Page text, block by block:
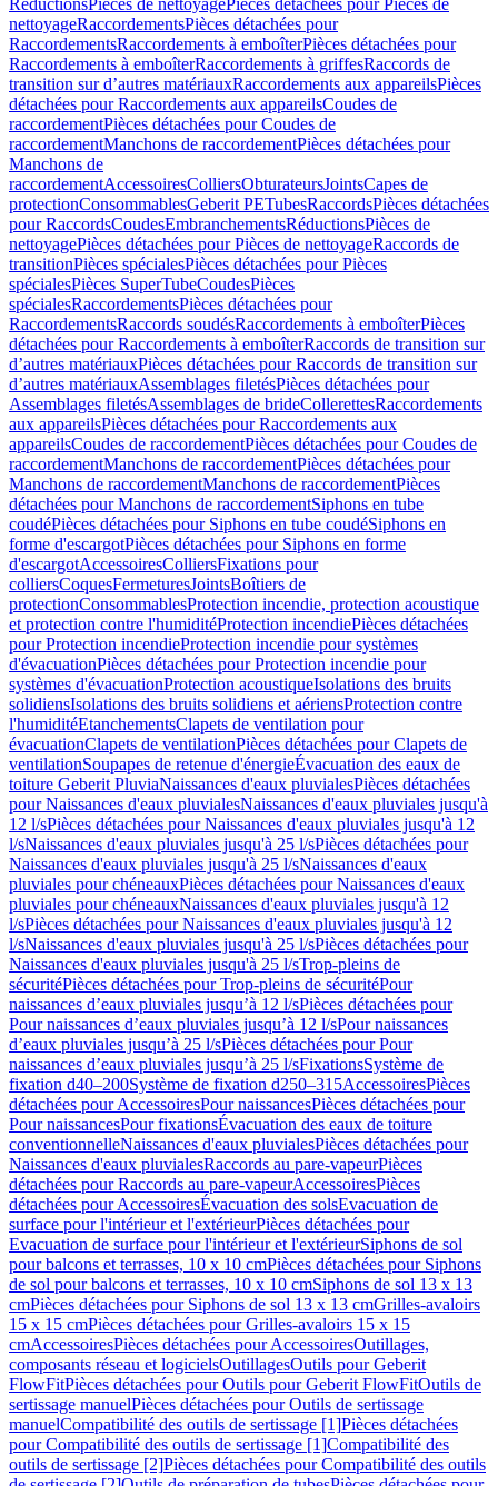
RéductionsPièces de nettoyagePièces détachées pour Pièces de
nettoyageRaccordementsPièces détachées pour
RaccordementsRaccordements à emboîterPièces détachées pour
Raccordements à emboîterRaccordements à griffesRaccords de
transition sur d’autres matériauxRaccordements aux appareilsPièces
détachées pour Raccordements aux appareilsCoudes de
raccordementPièces détachées pour Coudes de
raccordementManchons de raccordementPièces détachées pour
Manchons de
raccordementAccessoiresColliersObturateursJointsCapes de
protectionConsommablesGeberit PETubesRaccordsPièces détachées
pour RaccordsCoudesEmbranchementsRéductionsPièces de
nettoyagePièces détachées pour Pièces de nettoyageRaccords de
transitionPièces spécialesPièces détachées pour Pièces
spécialesPièces SuperTubeCoudesPièces
spécialesRaccordementsPièces détachées pour
RaccordementsRaccords soudésRaccordements à emboîterPièces
détachées pour Raccordements à emboîterRaccords de transition sur
d’autres matériauxPièces détachées pour Raccords de transition sur
d’autres matériauxAssemblages filetésPièces détachées pour
Assemblages filetésAssemblages de brideCollerettesRaccordements
aux appareilsPièces détachées pour Raccordements aux
appareilsCoudes de raccordementPièces détachées pour Coudes de
raccordementManchons de raccordementPièces détachées pour
Manchons de raccordementManchons de raccordementPièces
détachées pour Manchons de raccordementSiphons en tube
coudéPièces détachées pour Siphons en tube coudéSiphons en
forme d'escargotPièces détachées pour Siphons en forme
d'escargotAccessoiresColliersFixations pour
colliersCoquesFermeturesJointsBoîtiers de
protectionConsommablesProtection incendie, protection acoustique
et protection contre l'humiditéProtection incendiePièces détachées
pour Protection incendieProtection incendie pour systèmes
d'évacuationPièces détachées pour Protection incendie pour
systèmes d'évacuationProtection acoustiqueIsolations des bruits
solidiensIsolations des bruits solidiens et aériensProtection contre
l'humiditéEtanchementsClapets de ventilation pour
évacuationClapets de ventilationPièces détachées pour Clapets de
ventilationSoupapes de retenue d'énergieÉvacuation des eaux de
toiture Geberit PluviaNaissances d'eaux pluvialesPièces détachées
pour Naissances d'eaux pluvialesNaissances d'eaux pluviales jusqu'à
12 l/sPièces détachées pour Naissances d'eaux pluviales jusqu'à 12
l/sNaissances d'eaux pluviales jusqu'à 25 l/sPièces détachées pour
Naissances d'eaux pluviales jusqu'à 25 l/sNaissances d'eaux
pluviales pour chéneauxPièces détachées pour Naissances d'eaux
pluviales pour chéneauxNaissances d'eaux pluviales jusqu'à 12
l/sPièces détachées pour Naissances d'eaux pluviales jusqu'à 12
l/sNaissances d'eaux pluviales jusqu'à 25 l/sPièces détachées pour
Naissances d'eaux pluviales jusqu'à 25 l/sTrop-pleins de
sécuritéPièces détachées pour Trop-pleins de sécuritéPour
naissances d’eaux pluviales jusqu’à 12 l/sPièces détachées pour
Pour naissances d’eaux pluviales jusqu’à 12 l/sPour naissances
d’eaux pluviales jusqu’à 25 l/sPièces détachées pour Pour
naissances d’eaux pluviales jusqu’à 25 l/sFixationsSystème de
fixation d40–200Système de fixation d250–315AccessoiresPièces
détachées pour AccessoiresPour naissancesPièces détachées pour
Pour naissancesPour fixationsÉvacuation des eaux de toiture
conventionnelleNaissances d'eaux pluvialesPièces détachées pour
Naissances d'eaux pluvialesRaccords au pare-vapeurPièces
détachées pour Raccords au pare-vapeurAccessoiresPièces
détachées pour AccessoiresÉvacuation des solsEvacuation de
surface pour l'intérieur et l'extérieurPièces détachées pour
Evacuation de surface pour l'intérieur et l'extérieurSiphons de sol
pour balcons et terrasses, 10 x 10 cmPièces détachées pour Siphons
de sol pour balcons et terrasses, 10 x 10 cmSiphons de sol 13 x 13
cmPièces détachées pour Siphons de sol 13 x 13 cmGrilles-avaloirs
15 x 15 cmPièces détachées pour Grilles-avaloirs 15 x 15
cmAccessoiresPièces détachées pour AccessoiresOutillages,
composants réseau et logicielsOutillagesOutils pour Geberit
FlowFitPièces détachées pour Outils pour Geberit FlowFitOutils de
sertissage manuelPièces détachées pour Outils de sertissage
manuelCompatibilité des outils de sertissage [1]Pièces détachées
pour Compatibilité des outils de sertissage [1]Compatibilité des
outils de sertissage [2]Pièces détachées pour Compatibilité des outils